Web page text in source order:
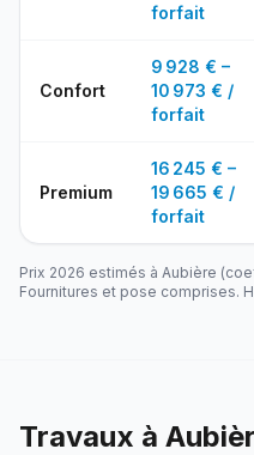
forfait
Confort
9 928 € –
10 973 € /
forfait
Premium
16 245 € –
19 665 € /
forfait
Prix 2026 estimés à Aubière
Fournitures et pose comprises.
Travaux à